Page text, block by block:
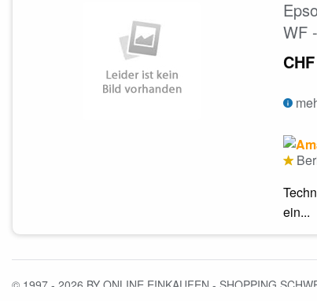
WF
ein...
© 1997 - 2026 BY ONLINE EINKAUFEN - SHOPPING